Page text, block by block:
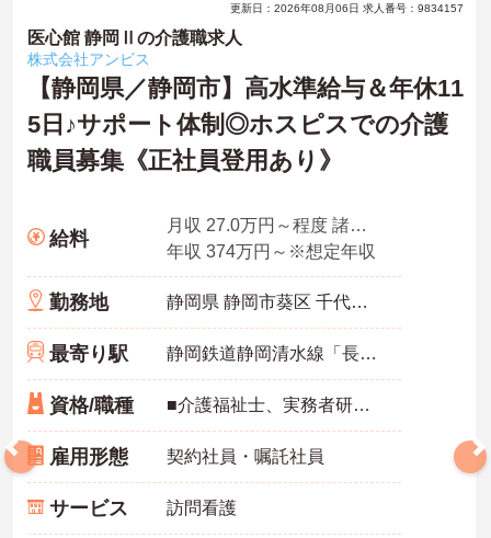
更新日：2026年08月06日 求人番号：9834157
医心館 静岡Ⅱの介護職求人
株式会社アンビス
【静岡県／静岡市】高水準給与＆年休11
5日♪サポート体制◎ホスピスでの介護
職員募集《正社員登用あり》
給料
月収 27.0万円～程度 諸手当込・夜勤4回/月想定
年収 374万円～※想定年収
勤務地 静岡県 静岡市葵区 千代田5-10-20
最寄り駅 静岡鉄道静岡清水線「長沼(静岡)駅」バス・車5分
資格/職種 ■介護福祉士、実務者研修、初任者研修 いずれか ※特養、老健、病院、有老などの実務経験1年以上ある方 ※身体介護の経験年以上ある方、機械浴の使用の経験のある方歓迎
雇用形態 契約社員・嘱託社員
サービス 訪問看護